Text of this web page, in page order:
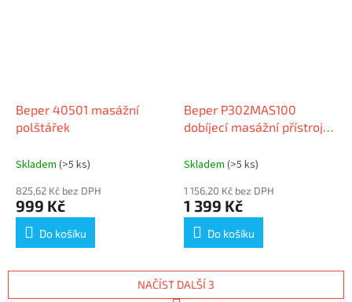
Beper 40501 masážní
polštářek
Skladem (>5 ks)
825,62 Kč bez DPH
999 Kč
Do košíku
Beper P302MAS100
dobíjecí masážní přístroj
Skladem (>5 ks)
1 156,20 Kč bez DPH
1 399 Kč
Do košíku
NAČÍST DALŠÍ 3